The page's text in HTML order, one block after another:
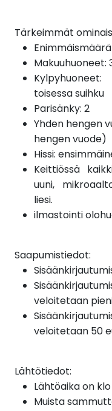
Tärkeimmät
Makuuhuoneet:
toisessa suihku
Parisänky: 2
Yhden hengen
hengen vuode)
Hissi:
Keittiössä
uuni,
liesi.
ilmastointi
Saapumistiedot:
veloitetaan
veloitetaan 50
Lähtötiedot:
Lähtöaika on klo
Muista